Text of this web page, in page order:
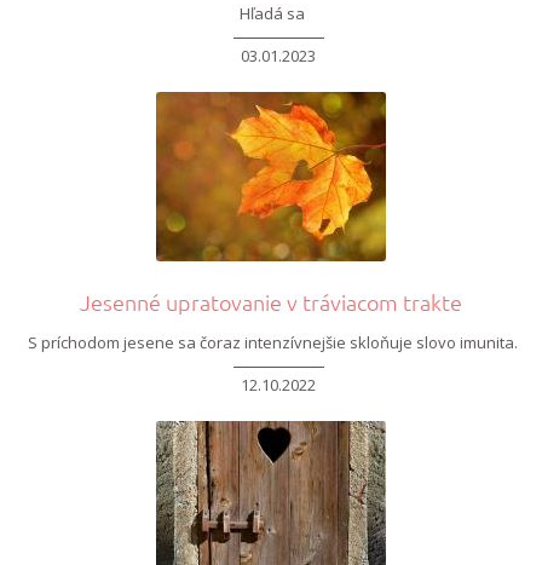
Hľadá sa
03.01.2023
Jesenné upratovanie v tráviacom trakte
S príchodom jesene sa čoraz intenzívnejšie skloňuje slovo imunita.
12.10.2022